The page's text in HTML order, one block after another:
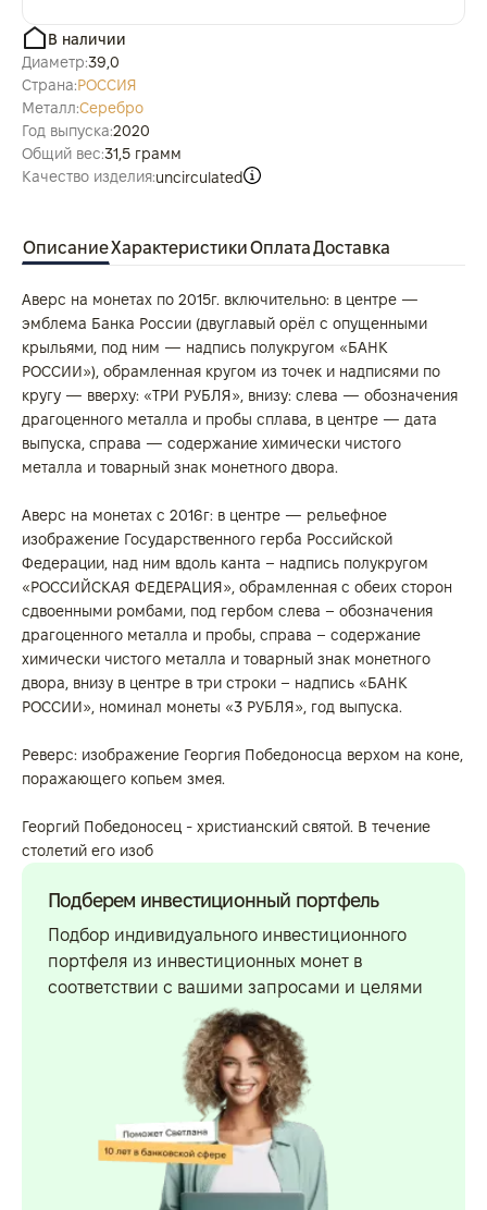
В наличии
Диаметр:39,0
Страна:РОССИЯ
Металл:Серебро
Год выпуска:2020
Общий вес:31,5 грамм
Качество изделия:uncirculated
ОписаниеХарактеристикиОплатаДоставка
Аверс на монетах по 2015г. включительно: в центре —
эмблема Банка России (двуглавый орёл с опущенными
крыльями, под ним — надпись полукругом «БАНК
РОССИИ»), обрамленная кругом из точек и надписями по
кругу — вверху: «ТРИ РУБЛЯ», внизу: слева — обозначения
драгоценного металла и пробы сплава, в центре — дата
выпуска, справа — содержание химически чистого
металла и товарный знак монетного двора.
Аверс на монетах с 2016г: в центре — рельефное
изображение Государственного герба Российской
Федерации, над ним вдоль канта – надпись полукругом
«РОССИЙСКАЯ ФЕДЕРАЦИЯ», обрамленная с обеих сторон
сдвоенными ромбами, под гербом слева – обозначения
драгоценного металла и пробы, справа – содержание
химически чистого металла и товарный знак монетного
двора, внизу в центре в три строки – надпись «БАНК
РОССИИ», номинал монеты «3 РУБЛЯ», год выпуска.
Реверс: изображение Георгия Победоносца верхом на коне,
поражающего копьем змея.
Георгий Победоносец - христианский святой. В течение
столетий его изоб
Подберем инвестиционный портфель
Подбор индивидуального инвестиционного
портфеля из инвестиционных монет в
соответствии с вашими запросами и целями